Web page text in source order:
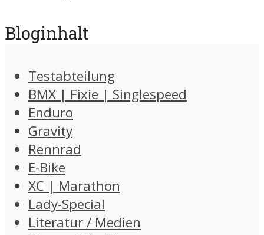
Bloginhalt
Testabteilung
BMX | Fixie | Singlespeed
Enduro
Gravity
Rennrad
E-Bike
XC | Marathon
Lady-Special
Literatur / Medien